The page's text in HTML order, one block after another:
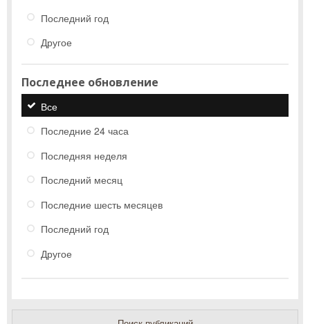
Последний год
Другое
Последнее обновление
Все
Последние 24 часа
Последняя неделя
Последний месяц
Последние шесть месяцев
Последний год
Другое